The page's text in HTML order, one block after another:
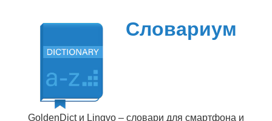
содержимому
Словариум
GoldenDict и Lingvo – словари для смартфона и